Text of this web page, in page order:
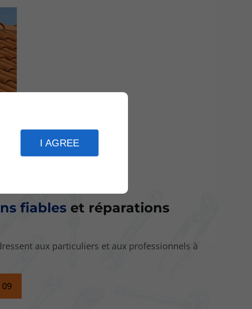
I AGREE
fiables et réparations
aux particuliers et aux professionnels à